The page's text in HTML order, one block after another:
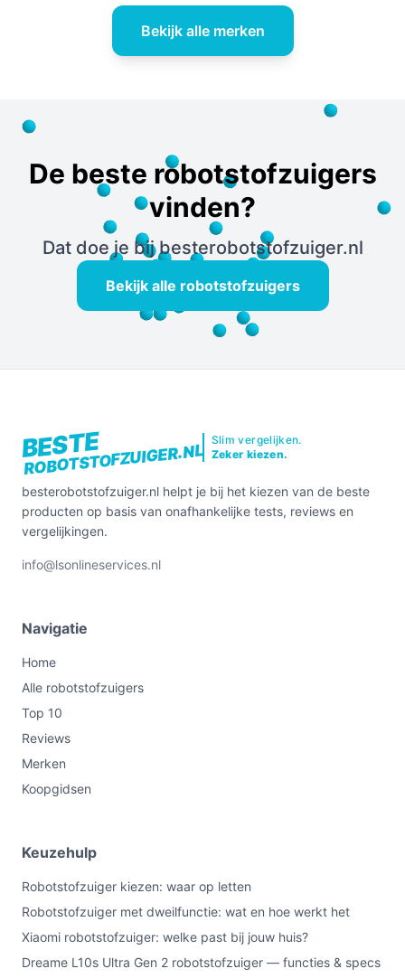
Bekijk alle merken
De beste robotstofzuigers
vinden?
Dat doe je bij besterobotstofzuiger.nl
Bekijk alle robotstofzuigers
BESTE
ROBOTSTOFZUIGER.NL
Slim vergelijken.
Zeker kiezen.
besterobotstofzuiger.nl helpt je bij het kiezen van de beste
producten op basis van onafhankelijke tests, reviews en
vergelijkingen.
info@lsonlineservices.nl
Navigatie
Home
Alle robotstofzuigers
Top 10
Reviews
Merken
Koopgidsen
Keuzehulp
Robotstofzuiger kiezen: waar op letten
Robotstofzuiger met dweilfunctie: wat en hoe werkt het
Xiaomi robotstofzuiger: welke past bij jouw huis?
Dreame L10s Ultra Gen 2 robotstofzuiger — functies & specs